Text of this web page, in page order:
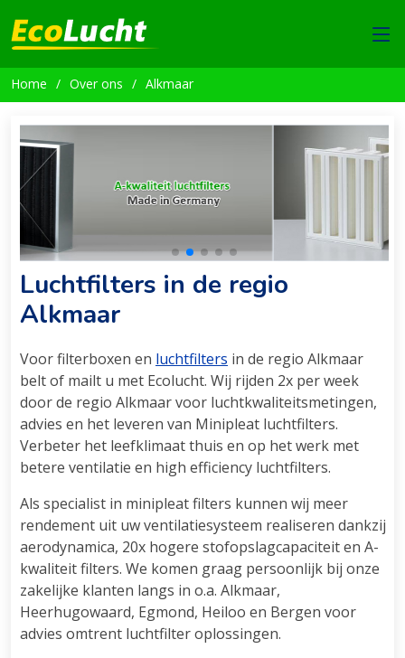
Home Over ons Alkmaar
Luchtfilters in de regio
Alkmaar
Voor filterboxen en luchtfilters in de regio Alkmaar
belt of mailt u met Ecolucht. Wij rijden 2x per week
door de regio Alkmaar voor luchtkwaliteitsmetingen,
advies en het leveren van Minipleat luchtfilters.
Verbeter het leefklimaat thuis en op het werk met
betere ventilatie en high efficiency luchtfilters.
Als specialist in minipleat filters kunnen wij meer
rendement uit uw ventilatiesysteem realiseren dankzij
aerodynamica, 20x hogere stofopslagcapaciteit en A-
kwaliteit filters. We komen graag persoonlijk bij onze
zakelijke klanten langs in o.a. Alkmaar,
Heerhugowaard, Egmond, Heiloo en Bergen voor
advies omtrent luchtfilter oplossingen.